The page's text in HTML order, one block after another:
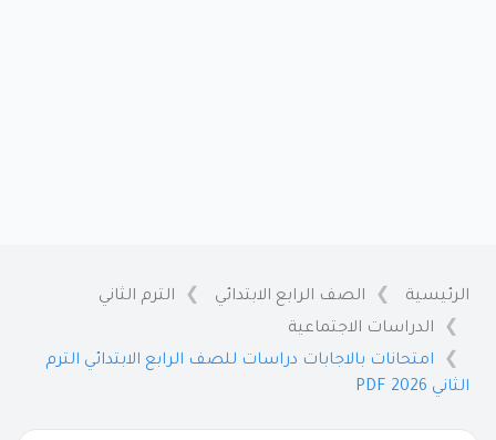
الرئيسية الصف الرابع الابتدائي
الترم الثاني
الدراسات الاجتماعية
امتحانات بالاجابات دراسات للصف الرابع الابتدائي الترم
الثاني 2026 PDF